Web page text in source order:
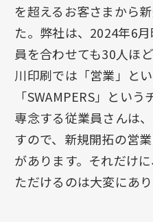
を超えるお客さまから
た。弊社は、2024年6
員を合わせても30人ほ
川印刷では「営業」と
「SWAMPERS」とい
専念する従業員さんは
すので、新規開拓の営
があります。それだけ
ただけるのは大変にあり